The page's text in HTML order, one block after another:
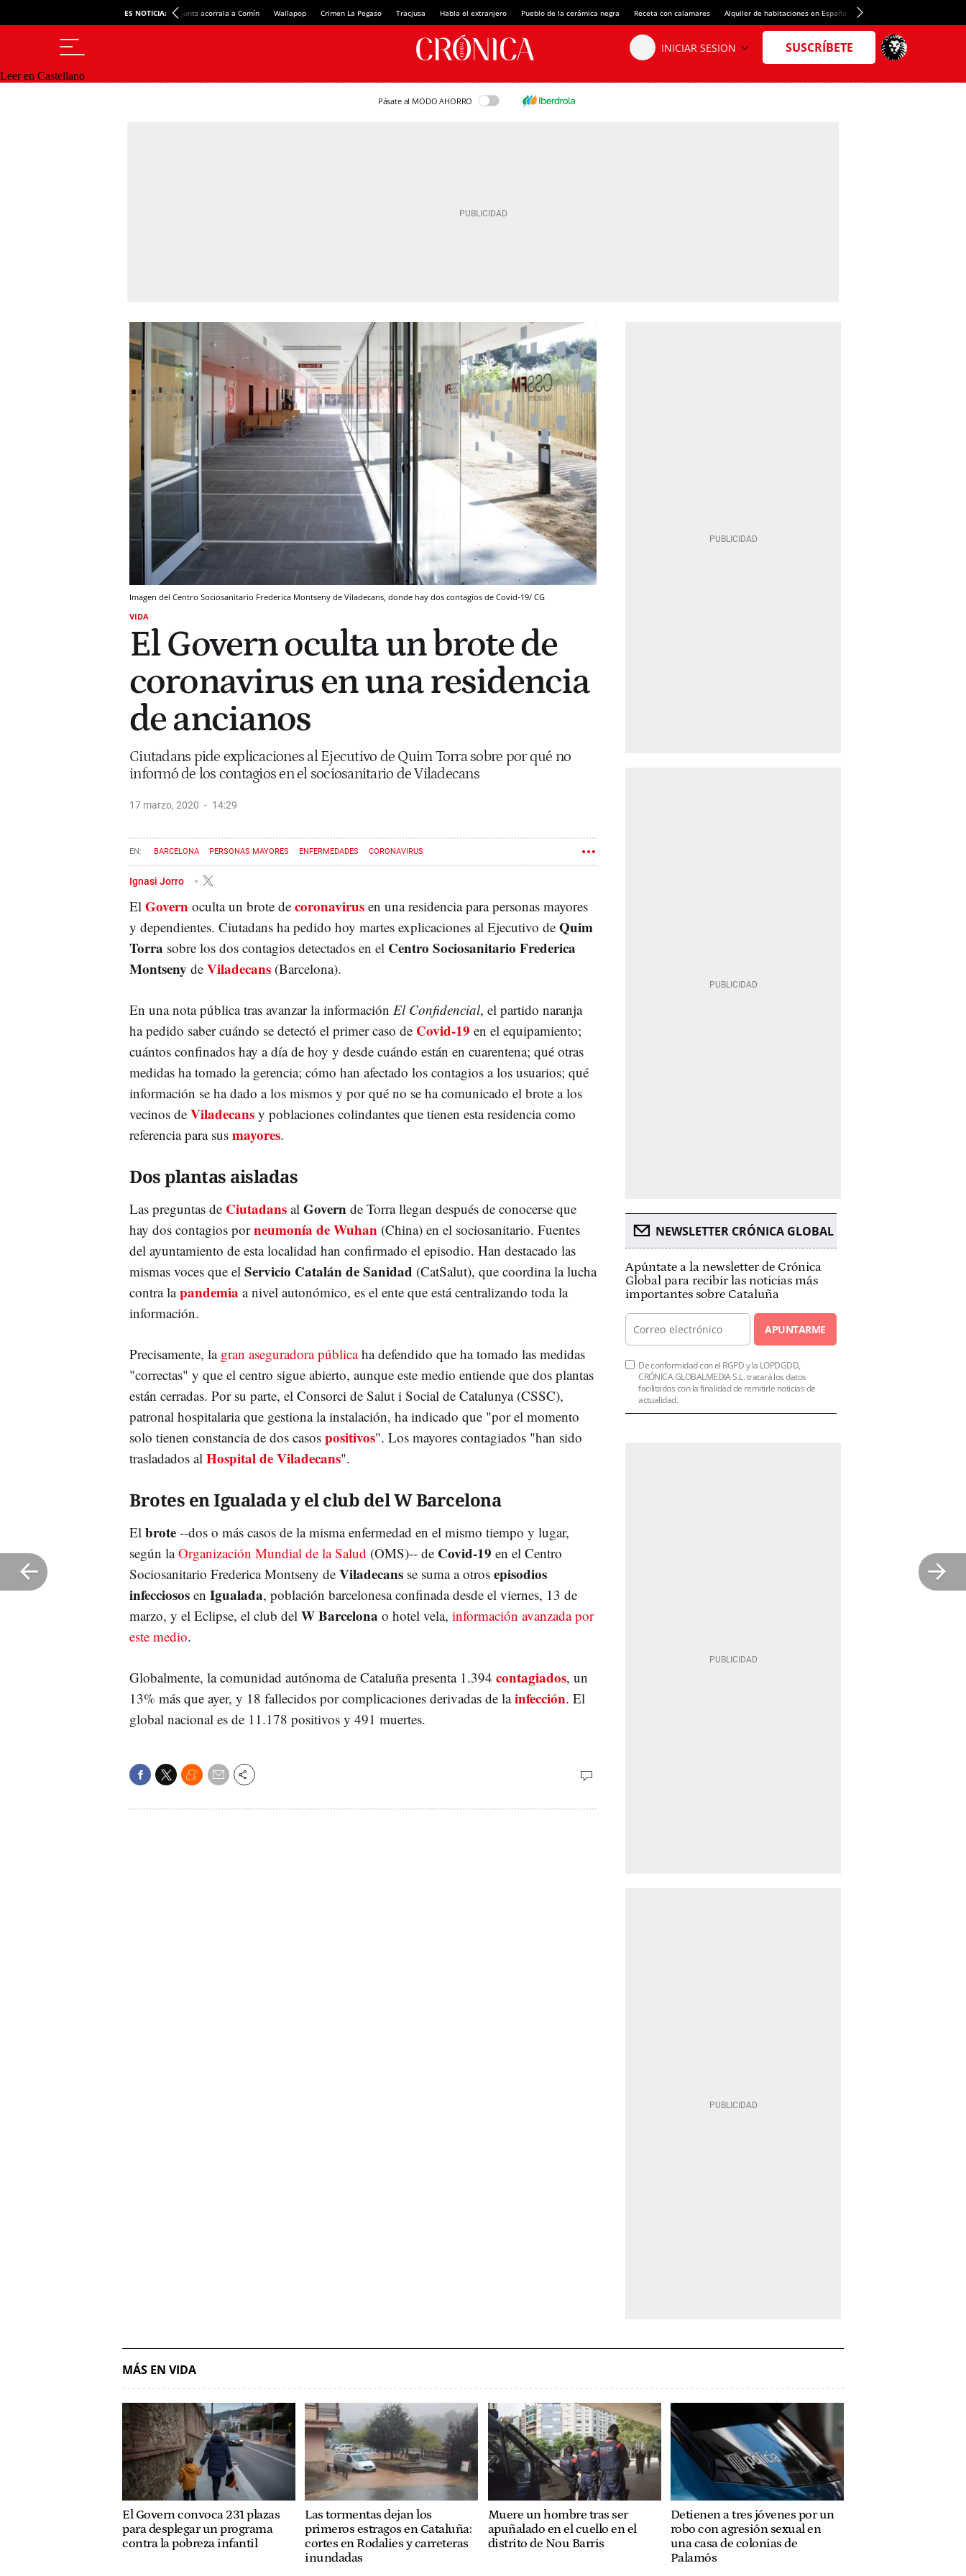
ES NOTICIA: Junts acorrala a Comín Wallapop Crimen La Pegaso Tracjusa Habla el extranjero Pueblo de la cerámica negra Receta con calamares Alquiler de habitaciones en España Crédito del Spotify Camp Nou
Leer en Castellano
Pásate al MODO AHORRO
Imagen del Centro Sociosanitario Frederica Montseny de Viladecans, donde hay dos contagios de Covid-19/ CG
VIDA
El Govern oculta un brote de
coronavirus en una residencia
de ancianos
Ciutadans pide explicaciones al Ejecutivo de Quim Torra sobre por qué no
informó de los contagios en el sociosanitario de Viladecans
17 marzo, 2020 14:29
BARCELONA PERSONAS MAYORES ENFERMEDADES CORONAVIRUS
Ignasi Jorro
El Govern oculta un brote de coronavirus en una residencia para personas mayores
y dependientes. Ciutadans ha pedido hoy martes explicaciones al Ejecutivo de Quim
Torra sobre los dos contagios detectados en el Centro Sociosanitario Frederica
Montseny de Viladecans (Barcelona).
En una nota pública tras avanzar la información El Confidencial, el partido naranja
ha pedido saber cuándo se detectó el primer caso de Covid-19 en el equipamiento;
cuántos confinados hay a día de hoy y desde cuándo están en cuarentena; qué otras
medidas ha tomado la gerencia; cómo han afectado los contagios a los usuarios; qué
información se ha dado a los mismos y por qué no se ha comunicado el brote a los
vecinos de Viladecans y poblaciones colindantes que tienen esta residencia como
referencia para sus mayores.
Dos plantas aisladas
Las preguntas de Ciutadans al Govern de Torra llegan después de conocerse que
hay dos contagios porneumonía de Wuhan (China) en el sociosanitario. Fuentes
del ayuntamiento de esta localidad han confirmado el episodio. Han destacado las
mismas voces que el Servicio Catalán de Sanidad (CatSalut), que coordina la lucha
contra lapandemia a nivel autonómico, es el ente que está centralizando toda la
información.
Precisamente, la gran aseguradora públicaha defendido que ha tomado las medidas
"correctas" y que el centro sigue abierto, aunque este medio entiende que dos plantas
están cerradas. Por su parte, el Consorci de Salut i Social de Catalunya (CSSC),
patronal hospitalaria que gestiona la instalación, ha indicado que "por el momento
solo tienen constancia de dos casos positivos". Los mayores contagiados "han sido
trasladados al Hospital de Viladecans".
Brotes en Igualada y el club del W Barcelona
El brote --dos o más casos de la misma enfermedad en el mismo tiempo y lugar,
según laOrganización Mundial de la Salud (OMS)-- de Covid-19 en el Centro
Sociosanitario Frederica Montseny de Viladecans se suma a otros episodios
infecciosos en Igualada, población barcelonesa confinada desde el viernes, 13 de
marzo, y el Eclipse, el club del W Barcelona o hotel vela, información avanzada por
este medio.
Globalmente, la comunidad autónoma de Cataluña presenta 1.394 contagiados, un
13% más que ayer, y 18 fallecidos por complicaciones derivadas de lainfección. El
global nacional es de 11.178 positivos y 491 muertes.
NEWSLETTER CRÓNICA GLOBAL
Apúntate a la newsletter de Crónica
Global para recibir las noticias más
importantes sobre Cataluña
APUNTARME
De conformidad con el RGPD y la LOPDGDD,
CRÓNICA GLOBALMEDIA S.L. tratará los datos
facilitados con la finalidad de remitirle noticias de
actualidad.
MÁS EN VIDA
El Govern convoca 231 plazas
para desplegar un programa
contra la pobreza infantil
Las tormentas dejan los
primeros estragos en Cataluña:
cortes en Rodalies y carreteras
inundadas
Muere un hombre tras ser
apuñalado en el cuello en el
distrito de Nou Barris
Detienen a tres jóvenes por un
robo con agresión sexual en
una casa de colonias de
Palamós